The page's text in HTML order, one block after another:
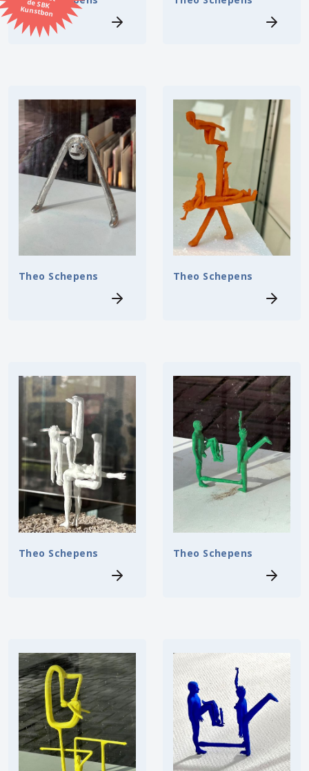
Kunstbon
Kunstenaar
Orientatie
Kleur
Zoeken
Theo Schepens Theo Schepens
Theo Schepens Theo Schepens